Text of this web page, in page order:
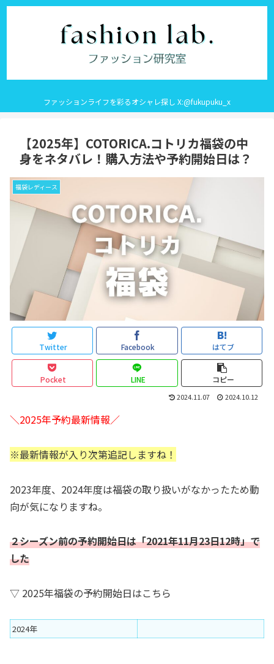
ファッションライフを彩るオシャレ探し X:@fukupuku_x
【2025年】COTORICA.コトリカ福袋の中
身をネタバレ！購入方法や予約開始日は？
福袋レディース
Twitter Facebook はてブ
Pocket LINE コピー
2024.11.07 2024.10.12
＼2025年予約最新情報／
※最新情報が入り次第追記しますね！
2023年度、2024年度は福袋の取り扱いがなかったため動
向が気になりますね。
２シーズン前の予約開始日は「2021年11月23日12時」で
した
▽ 2025年福袋の予約開始日はこちら
2024年